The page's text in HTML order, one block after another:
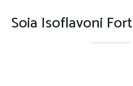
Soia Isoflavoni